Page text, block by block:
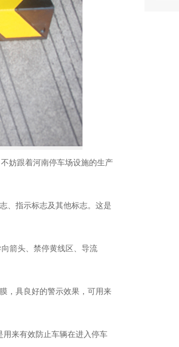
妨跟着河南停车场设施的生产
、指示标志及其他标志。这是
箭头、禁停黄线区、导流
，具良好的警示效果，可用来
来有效防止车辆在进入停车